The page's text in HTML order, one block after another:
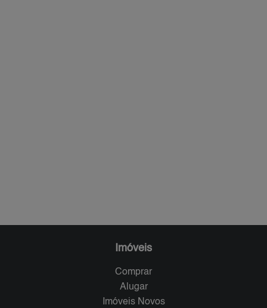
Imóveis
Comprar
Alugar
Imóveis Novos